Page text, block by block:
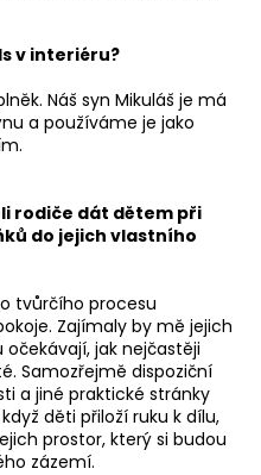
v interiéru?
Náš syn Mikuláš je má
a používáme je jako
rodiče dát dětem při
do jejich vlastního
tvůrčího procesu
Zajímaly by mě jejich
jak nejčastěji
Samozřejmě dispoziční
a jiné praktické stránky
děti přiloží ruku k dílu,
prostor, který si budou
zázemí.